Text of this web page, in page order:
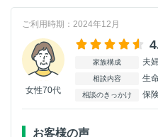
ご利用時期：2024年12月
女性70代
家族構成 夫
相談内容
相談のきっかけ 保
お客様の声